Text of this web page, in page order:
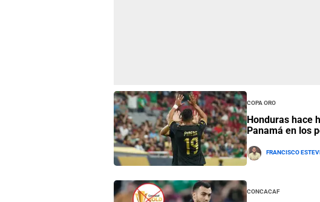
Copa Oro
Honduras hace
Panamá en los
Francisco
Concacaf